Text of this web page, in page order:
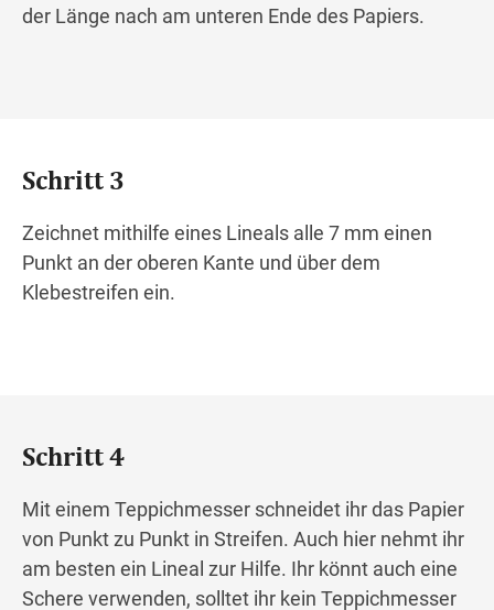
der Länge nach am unteren Ende des Papiers.
Schritt 3
Zeichnet mithilfe eines Lineals alle 7 mm einen
Punkt an der oberen Kante und über dem
Klebestreifen ein.
Schritt 4
Mit einem Teppichmesser schneidet ihr das Papier
von Punkt zu Punkt in Streifen. Auch hier nehmt ihr
am besten ein Lineal zur Hilfe. Ihr könnt auch eine
Schere verwenden, solltet ihr kein Teppichmesser